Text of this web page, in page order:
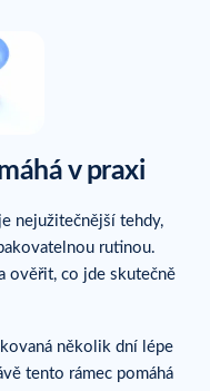
v praxi
nejužitečnější tehdy,
rutinou.
ověřit, co jde skutečně
několik dní lépe
tento rámec pomáhá